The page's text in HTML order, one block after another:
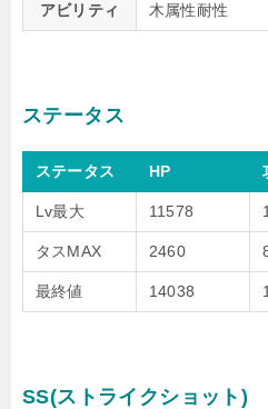
アビリティ 木属性耐性
ステータス
ステータス HP
Lv最大 11578
タスMAX 2460
最終値 14038
SS(ストライクショット)